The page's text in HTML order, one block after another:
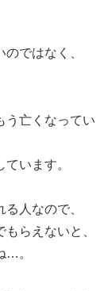
ではなく、
う亡くなってい
います。
人なので、
らえないと、
…。